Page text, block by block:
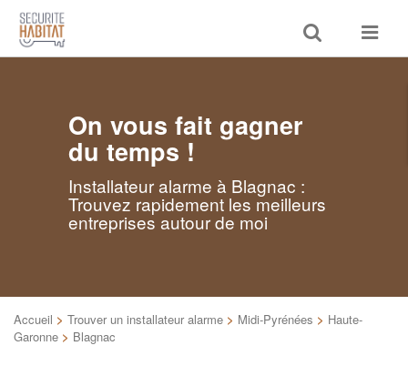
Toggle
search
Toggle
On vous fait gagner
du temps !
Installateur alarme à Blagnac :
Trouvez rapidement les meilleurs
entreprises autour de moi
Accueil > Trouver un installateur alarme > Midi-Pyrénées > Haute-
Garonne > Blagnac